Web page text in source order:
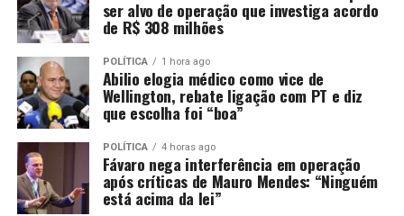
ser alvo de operação que investiga acordo
de R$ 308 milhões
POLÍTICA 1 hora ago
Abilio elogia médico como vice de
Wellington, rebate ligação com PT e diz
que escolha foi “boa”
POLÍTICA 4 horas ago
Fávaro nega interferência em operação
após críticas de Mauro Mendes: “Ninguém
está acima da lei”